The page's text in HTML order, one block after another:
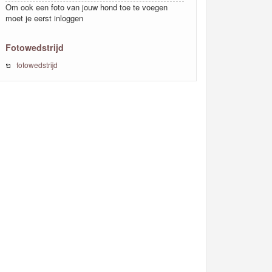
Om ook een foto van jouw hond toe te voegen
moet je eerst inloggen
Fotowedstrijd
fotowedstrijd